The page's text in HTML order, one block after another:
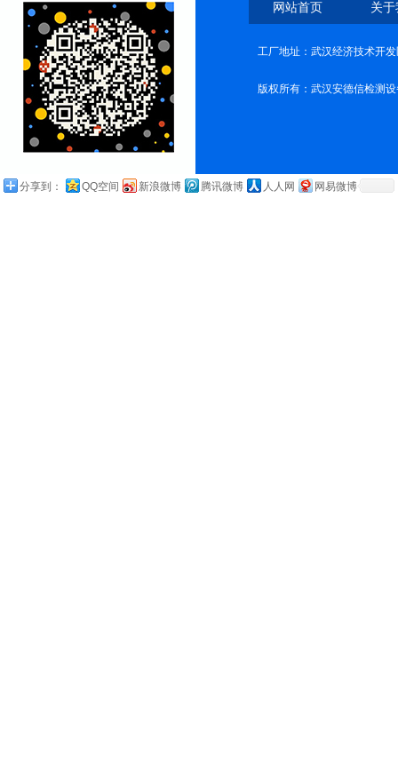
网站首页 关
工厂地址：武汉经济技术开
版权所有：武汉安德信检测
分享到： QQ空间 新浪微博 腾讯微博 人人网 网易微博